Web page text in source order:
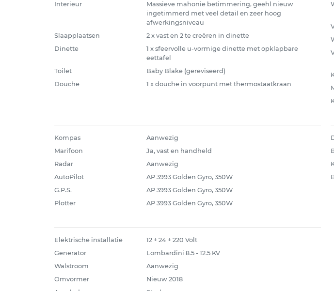
Interieur
Massieve mahonie betimmering, geehl nieuw
ingetimmerd met veel detail en zeer hoog
afwerkingsniveau
Slaapplaatsen
2 x vast en 2 te creëren in dinette
Dinette
1 x sfeervolle u-vormige dinette met opklapbare
eettafel
Toilet
Baby Blake (gereviseerd)
Douche
1 x douche in voorpunt met thermostaatkraan
Kompas
Aanwezig
Marifoon
Ja, vast en handheld
Radar
Aanwezig
AutoPilot
AP 3993 Golden Gyro, 350W
G.P.S.
AP 3993 Golden Gyro, 350W
Plotter
AP 3993 Golden Gyro, 350W
Elektrische installatie
12 + 24 + 220 Volt
Generator
Lombardini 8.5 - 12.5 KV
Walstroom
Aanwezig
Omvormer
Nieuw 2018